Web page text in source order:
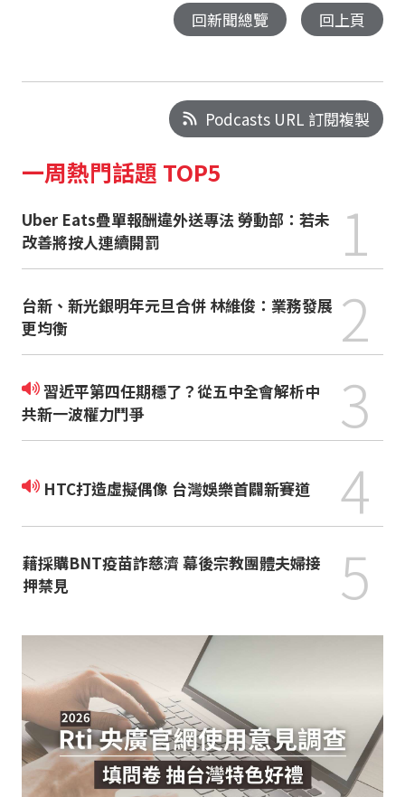
回新聞總覽 回上頁
Podcasts URL 訂閱複製
一周熱門話題 TOP5
Uber Eats疊單報酬違外送專法 勞動部：若未
改善將按人連續開罰
1
台新、新光銀明年元旦合併 林維俊：業務發展
更均衡
2
習近平第四任期穩了？從五中全會解析中
共新一波權力鬥爭
3
HTC打造虛擬偶像 台灣娛樂首闢新賽道 4
藉採購BNT疫苗詐慈濟 幕後宗教團體夫婦接
押禁見
5